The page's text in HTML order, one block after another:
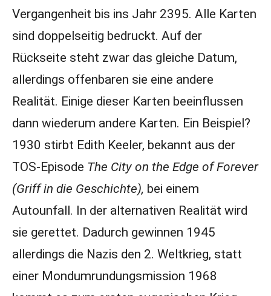
Vergangenheit bis ins Jahr 2395. Alle Karten
sind doppelseitig bedruckt. Auf der
Rückseite steht zwar das gleiche Datum,
allerdings offenbaren sie eine andere
Realität. Einige dieser Karten beeinflussen
dann wiederum andere Karten. Ein Beispiel?
1930 stirbt Edith Keeler, bekannt aus der
TOS-Episode The City on the Edge of Forever
(Griff in die Geschichte), bei einem
Autounfall. In der alternativen Realität wird
sie gerettet. Dadurch gewinnen 1945
allerdings die Nazis den 2. Weltkrieg, statt
einer Mondumrundungsmission 1968